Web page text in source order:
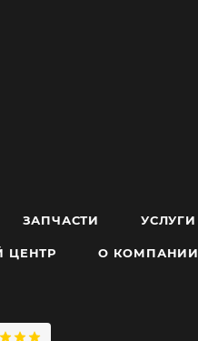
ЗАПЧАСТИ УСЛУГИ
ЦЕНТР О КОМПАНИИ